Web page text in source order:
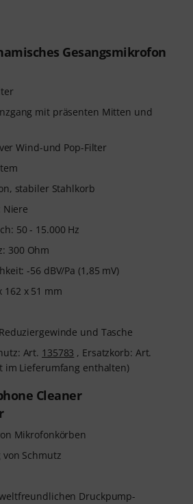
, erhältst du einen kostenlosen 90-
mit vollem Zugang zu unserem
bereits mit Künstlern wie
und Britney Spears
hat.
Gesangstechniken in
Intonation, Resonanz,
deine Stimme von Grund auf
du ganz am Anfang stehst oder
verbessern möchtest – dieser
strukturierten Weg zu mehr
beim Singen.
versendet wurde, erhältst
automatisch per E-Mail.
nach Ablauf des 90-Tage
Gesangsmikrofon
mit präsenten Mitten und
Wind-und Pop-Filter
stabiler Stahlkorb
Niere
50 - 15.000 Hz
300 Ohm
-56 dBV/Pa (1,85 mV)
162 x 51 mm
und Tasche
Art. 135783 , Ersatzkorb: Art.
im Lieferumfang enthalten)
Cleaner
Mikrofonkörben
Schmutz
Druckpump-